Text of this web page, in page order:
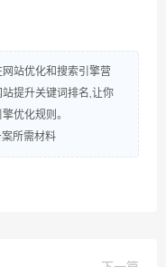
站优化和搜索引擎营
提升关键词排名,让你
优化规则。
所需材料